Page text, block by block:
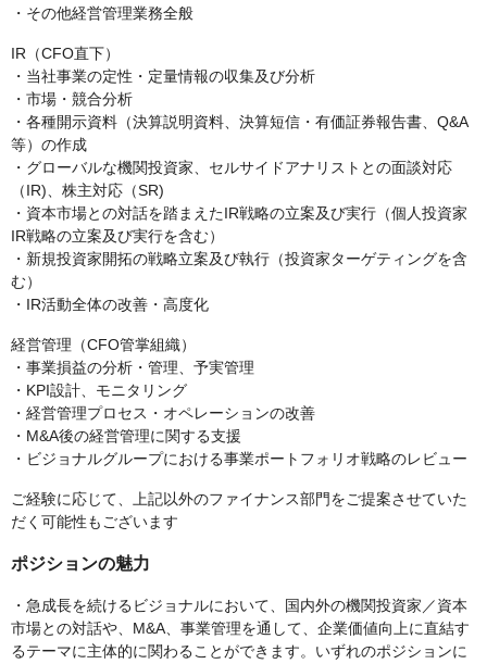
・その他経営管理業務全般
IR（CFO直下）
・当社事業の定性・定量情報の収集及び分析
・市場・競合分析
・各種開示資料（決算説明資料、決算短信・有価証券報告書、Q&A
等）の作成
・グローバルな機関投資家、セルサイドアナリストとの面談対応
（IR)、株主対応（SR)
・資本市場との対話を踏まえたIR戦略の立案及び実行（個人投資家
IR戦略の立案及び実行を含む）
・新規投資家開拓の戦略立案及び執行（投資家ターゲティングを含
む）
・IR活動全体の改善・高度化
経営管理（CFO管掌組織）
・事業損益の分析・管理、予実管理
・KPI設計、モニタリング
・経営管理プロセス・オペレーションの改善
・M&A後の経営管理に関する支援
・ビジョナルグループにおける事業ポートフォリオ戦略のレビュー
ご経験に応じて、上記以外のファイナンス部門をご提案させていた
だく可能性もございます
ポジションの魅力
・急成長を続けるビジョナルにおいて、国内外の機関投資家／資本
市場との対話や、M&A、事業管理を通して、企業価値向上に直結す
るテーマに主体的に関わることができます。いずれのポジションに